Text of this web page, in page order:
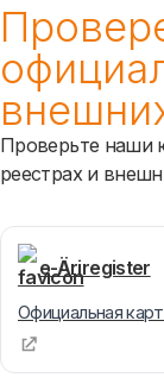
Проверьте наши
реестрах и
e-Äriregister
Официальная